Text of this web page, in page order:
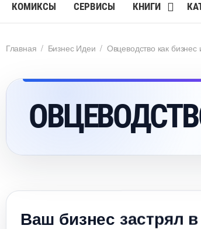
КОМИКСЫ СЕРВИСЫ КНИГИ
Главная / Бизнес Идеи / Овцеводство как бизнес
аш бизнес застрял в